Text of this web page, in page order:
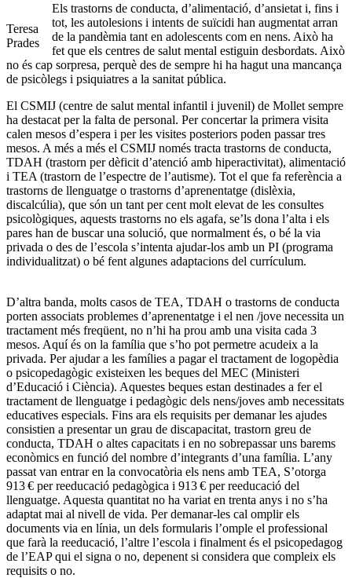
Teresa
Prades
Els trastorns de conducta, d’alimentació, d’ansietat i, fins i
tot, les autolesions i intents de suïcidi han augmentat arran
de la pandèmia tant en adolescents com en nens. Això ha
fet que els centres de salut mental estiguin desbordats. Això
no és cap sorpresa, perquè des de sempre hi ha hagut una mancança
de psicòlegs i psiquiatres a la sanitat pública.
El CSMIJ (centre de salut mental infantil i juvenil) de Mollet sempre
ha destacat per la falta de personal. Per concertar la primera visita
calen mesos d’espera i per les visites posteriors poden passar tres
mesos. A més a més el CSMIJ només tracta trastorns de conducta,
TDAH (trastorn per dèficit d’atenció amb hiperactivitat), alimentació
i TEA (trastorn de l’espectre de l’autisme). Tot el que fa referència a
trastorns de llenguatge o trastorns d’aprenentatge (dislèxia,
discalcúlia), que són un tant per cent molt elevat de les consultes
psicològiques, aquests trastorns no els agafa, se’ls dona l’alta i els
pares han de buscar una solució, que normalment és, o bé la via
privada o des de l’escola s’intenta ajudar-los amb un PI (programa
individualitzat) o bé fent algunes adaptacions del currículum.
D’altra banda, molts casos de TEA, TDAH o trastorns de conducta
porten associats problemes d’aprenentatge i el nen /jove necessita un
tractament més freqüent, no n’hi ha prou amb una visita cada 3
mesos. Aquí és on la família que s’ho pot permetre acudeix a la
privada. Per ajudar a les famílies a pagar el tractament de logopèdia
o psicopedagògic existeixen les beques del MEC (Ministeri
d’Educació i Ciència). Aquestes beques estan destinades a fer el
tractament de llenguatge i pedagògic dels nens/joves amb necessitats
educatives especials. Fins ara els requisits per demanar les ajudes
consistien a presentar un grau de discapacitat, trastorn greu de
conducta, TDAH o altes capacitats i en no sobrepassar uns barems
econòmics en funció del nombre d’integrants d’una família. L’any
passat van entrar en la convocatòria els nens amb TEA, S’otorga
913 € per reeducació pedagògica i 913 € per reeducació del
llenguatge. Aquesta quantitat no ha variat en trenta anys i no s’ha
adaptat mai al nivell de vida. Per demanar-les cal omplir els
documents via en línia, un dels formularis l’omple el professional
que farà la reeducació, l’altre l’escola i finalment és el psicopedagog
de l’EAP qui el signa o no, depenent si considera que compleix els
requisits o no.